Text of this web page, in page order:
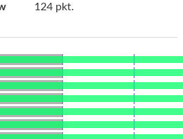
124 pkt.